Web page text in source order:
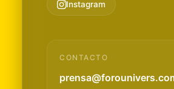
Instagram
CONTACTO